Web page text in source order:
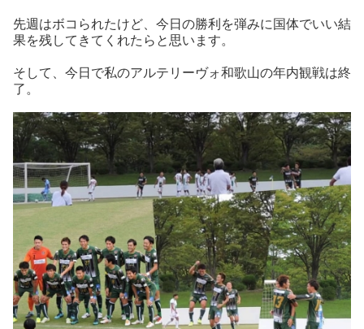
先週はボコられたけど、今日の勝利を弾みに国体でいい結
果を残してきてくれたらと思います。
そして、今日で私のアルテリーヴォ和歌山の年内観戦は終
了。